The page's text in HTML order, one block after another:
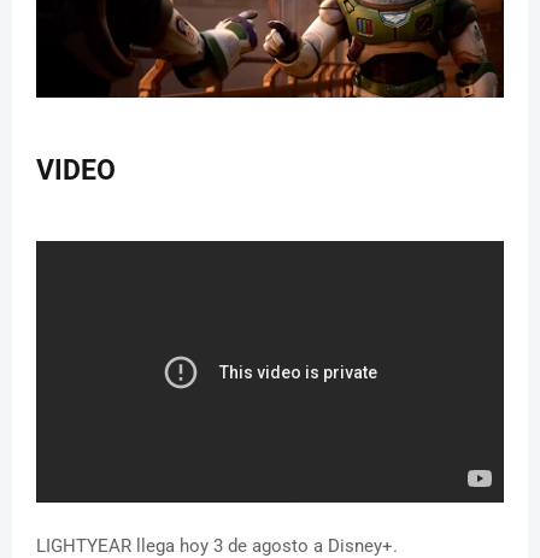
VIDEO
LIGHTYEAR llega hoy 3 de agosto a Disney+.